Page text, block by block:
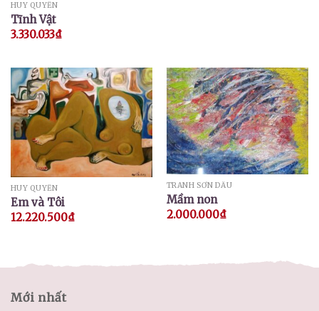
HUY QUYỂN
Tĩnh Vật
3.330.033₫
HUY QUYỂN
Em và Tôi
12.220.500₫
TRANH SƠN DẦU
Mầm non
2.000.000₫
Mới nhất